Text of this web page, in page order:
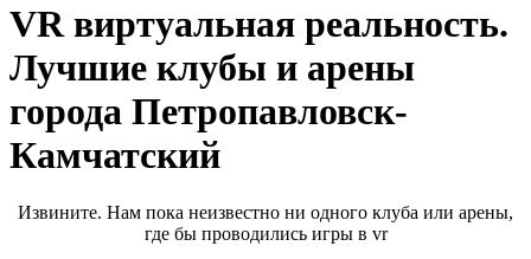
VR виртуальная реальность.
Лучшие клубы и арены
города Петропавловск-
Камчатский
Извините. Нам пока неизвестно ни одного клуба или арены,
где бы проводились игры в vr